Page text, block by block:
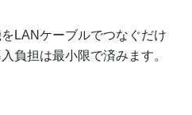
LANケーブルでつなぐだけ
負担は最小限で済みます。